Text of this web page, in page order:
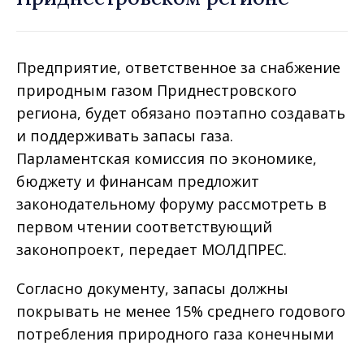
Предприятие, ответственное за снабжение
природным газом Приднестровского
региона, будет обязано поэтапно создавать
и поддерживать запасы газа.
Парламентская комиссия по экономике,
бюджету и финансам предложит
законодательному форуму рассмотреть в
первом чтении соответствующий
законопроект, передает МОЛДПРЕС.
Согласно документу, запасы должны
покрывать не менее 15% среднего годового
потребления природного газа конечными